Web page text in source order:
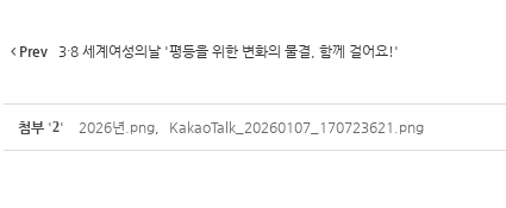
Prev 3·8 세계여성의날 '평등을 위한 변화의 물결, 함께 걸어요!'
첨부 '2' 2026년.png, KakaoTalk_20260107_170723621.png